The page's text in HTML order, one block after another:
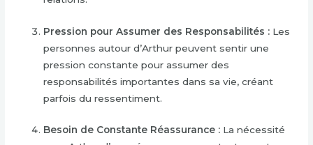
Pression pour Assumer des Responsabilités : Les
personnes autour d’Arthur peuvent sentir une
pression constante pour assumer des
responsabilités importantes dans sa vie, créant
parfois du ressentiment.
Besoin de Constante Réassurance : La nécessité